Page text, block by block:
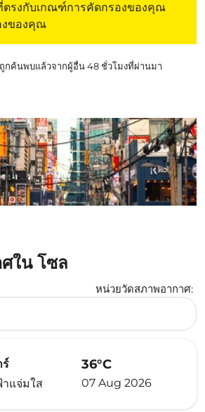
ตรงกับเกณฑ์การคัดกรองของคุณ
งของคุณ
กค้นพบแล้วจากผู้อื่น 48 ชั่วโมงที่ผ่านมา
ใน โซล
หน่วยวัดสภาพอากาศ:
ซลเซียส Selected
ร์
แจ่มใส
36°C
07 Aug 2026